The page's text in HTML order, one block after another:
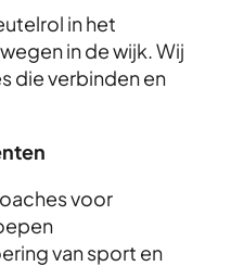
in het
in de wijk. Wij
die verbinden en
voor
van sport en